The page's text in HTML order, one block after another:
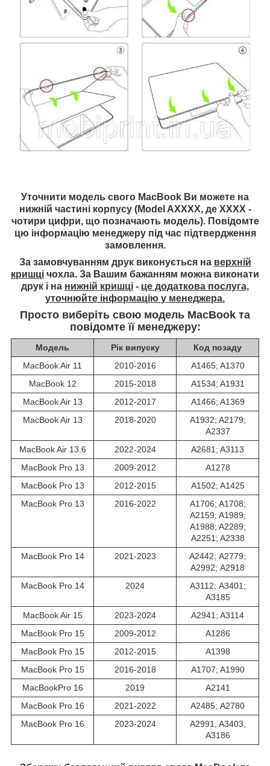
Уточнити модель свого MacBook Ви можете на
нижній частині корпусу (Model AXXXX, де XXXX -
чотири цифри, що позначають модель). Повідомте
цю інформацію менеджеру під час підтвердження
замовлення.
За замовчуванням друк виконується на верхній
кришці чохла. За Вашим бажанням можна виконати
друк і на нижній кришці - це додаткова послуга,
уточнюйте інформацію у менеджера.
Просто виберіть свою модель MacBook та
повідомте її менеджеру:
Модель Рік випуску
Код позаду
MacBook Air 11
2010-2016
A1465; A1370
MacBook 12
2015-2018
A1534; A1931
MacBook Air 13
2012-2017
A1466; A1369
MacBook Air 13
2018-2020
A1932; A2179;
A2337
MacBook Air 13.6
2022-2024
A2681; A3113
MacBook Pro 13
2009-2012
A1278
MacBook Pro 13
2012-2015
A1502; A1425
MacBook Pro 13
2016-2022
A1706; A1708;
A2159; A1989;
A1988; A2289;
A2251; A2338
MacBook Pro 14
2021-2023
A2442; А2779;
А2992; A2918
MacBook Pro 14
2024
A3112; А3401;
А3185
MacBook Air 15
2023-2024
A2941; A3114
MacBook Pro 15
2009-2012
A1286
MacBook Pro 15
2012-2015
A1398
MacBook Pro 15
2016-2018
A1707; A1990
MacBookPro 16
2019
A2141
MacBook Pro 16
2021-2022
A2485; А2780
MacBook Pro 16
2023-2024
A2991, A3403,
A3186